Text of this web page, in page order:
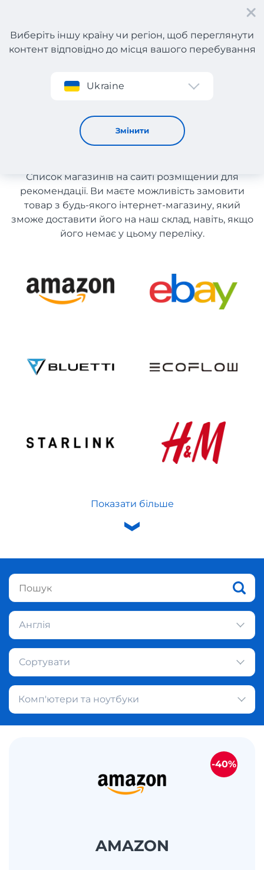
Реєстрація
Виберіть іншу країну чи регіон, щоб переглянути
контент відповідно до місця вашого перебування
Ukraine
Змінити
Комп'ютери та ноутбуки з Англії
Комп'ютери та ноутбуки з
Англії
Список магазинів на сайті розміщений для
рекомендації. Ви маєте можливість замовити
товар з будь-якого інтернет-магазину, який
зможе доставити його на наш склад, навіть, якщо
його немає у цьому переліку.
Показати більше
Англія
Сортувати
Комп'ютери та ноутбуки
AMAZON
-40%